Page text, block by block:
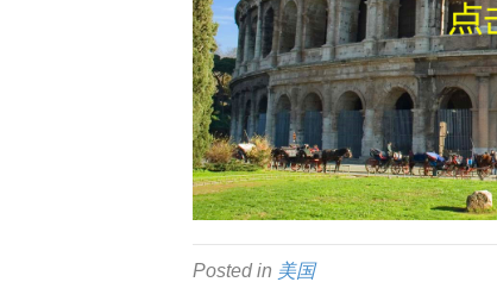
Posted in 美国